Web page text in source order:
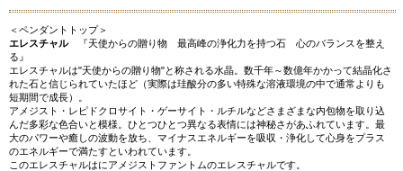
＜ペンダントトップ＞
エレスチャル『天使からの贈り物 最高峰の浄化力を持つ石 心のバランスを整え
る』
エレスチャルは"天使からの贈り物"と称される水晶。数千年～数億年かかって結晶化さ
れた石と信じられていたほど（実際は珪酸分の多い特殊な溶液環境の中で通常よりも
短期間で成長）。
アメジスト・レピドクロサイト・ゲーサイト・ルチルなどさまざまな内包物を取り込
んだ多彩な色合いと模様。ひとつひとつ異なる表情には神秘さがあふれています。最
大のパワーや癒しの波動を放ち、マイナスエネルギーを吸収・浄化して心身をプラス
のエネルギーで満たすといわれています。
このエレスチャルはにアメジストファントムのエレスチャルです。